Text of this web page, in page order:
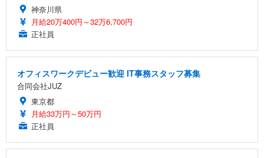
神奈川県
月給20万400円～32万6,700円
正社員
オフィスワークデビュー歓迎 IT事務スタッフ募集
合同会社JUZ
東京都
月給33万円～50万円
正社員